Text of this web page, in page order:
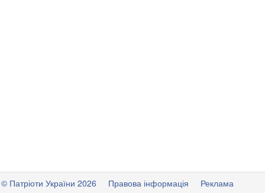
© Патріоти України 2026 Правова інформація Реклама